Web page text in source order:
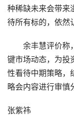
种稀缺未来会带来
待所有标的，依然
余丰慧评价称，
键市场动态，为投
性看待中期策略，
略会内容进行审慎
张紫祎